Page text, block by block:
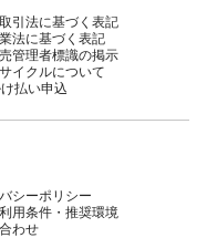
引法に基づく表記
法に基づく表記
管理者標識の掲示
イクルについて
払い申込
シーポリシー
用条件・推奨環境
わせ